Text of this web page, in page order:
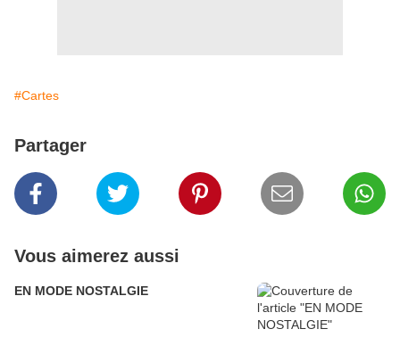
#Cartes
Partager
Vous aimerez aussi
EN MODE NOSTALGIE